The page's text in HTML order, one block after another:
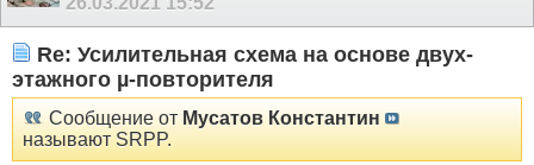
Re: Усилительная схема на основе двух-
этажного µ-повторителя
Сообщение от Мусатов Константин
называют SRPP.